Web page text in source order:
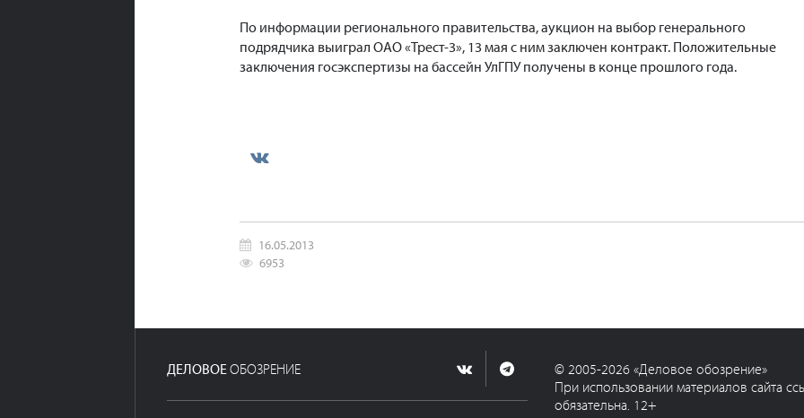
По информации регионального правительства, аукцион на выбор генерального
подрядчика выиграл ОАО «Трест-3», 13 мая с ним заключен контракт. Положительные
заключения госэкспертизы на бассейн УлГПУ получены в конце прошлого года.
16.05.2013
6953
ДЕЛОВОЕОБОЗРЕНИЕ
© 2005-2026 «Деловое обозрение»
При использовании материалов сайта
обязательна. 12+